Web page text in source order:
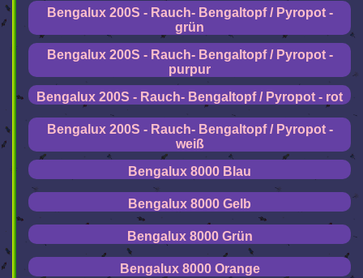
Bengalux 200S - Rauch- Bengaltopf / Pyropot -
grün
Bengalux 200S - Rauch- Bengaltopf / Pyropot -
purpur
Bengalux 200S - Rauch- Bengaltopf / Pyropot - rot
Bengalux 200S - Rauch- Bengaltopf / Pyropot -
weiß
Bengalux 8000 Blau
Bengalux 8000 Gelb
Bengalux 8000 Grün
Bengalux 8000 Orange